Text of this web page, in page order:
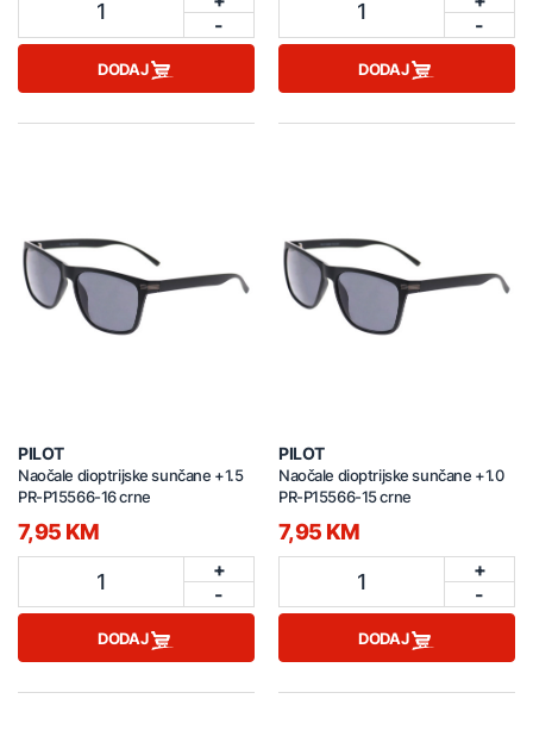
1
-
DODAJ
1
-
DODAJ
PILOT
Naočale dioptrijske sunčane +1.5
PR-P15566-16 crne
7,95 KM
1
+
-
DODAJ
PILOT
Naočale dioptrijske sunčane +1.0
PR-P15566-15 crne
7,95 KM
1
+
-
DODAJ